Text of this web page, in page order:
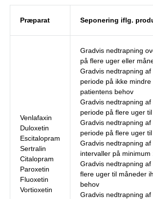
Præparat Seponering iflg.
Venlafaxin
Duloxetin
Escitalopram
Sertralin
Citalopram
Paroxetin
Fluoxetin
Vortioxetin
Gradvis nedtrapning
på flere uger eller
Gradvis nedtrapning af
periode på ikke mindre
patientens behov
Gradvis nedtrapning af
periode på flere uger
Gradvis nedtrapning af
periode på flere uger
Gradvis nedtrapning af
intervaller på minimum
Gradvis nedtrapning af
flere uger til måneder
behov
Gradvis nedtrapning af